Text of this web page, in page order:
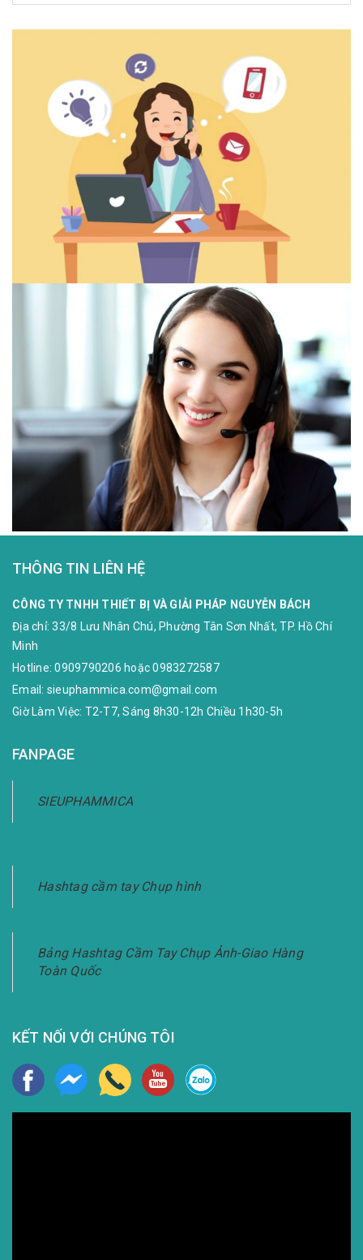
THÔNG TIN LIÊN HỆ
CÔNG TY TNHH THIẾT BỊ VÀ GIẢI PHÁP NGUYỄN BÁCH
Địa chỉ:33/8 Lưu Nhân Chú, Phường Tân Sơn Nhất, TP. Hồ Chí
Minh
Hotline:0909790206 hoặc0983272587
Email: sieuphammica.com@gmail.com
Giờ Làm Việc: T2-T7, Sáng 8h30-12h Chiều 1h30-5h
FANPAGE
SIEUPHAMMICA
Hashtag cầm tay Chụp hình
Bảng Hashtag Cầm Tay Chụp Ảnh-Giao Hàng
Toàn Quốc
KẾT NỐI VỚI CHÚNG TÔI